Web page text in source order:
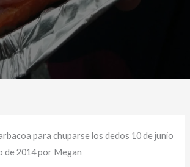
para chuparse los dedos 10 de junio
de 2014 por Megan